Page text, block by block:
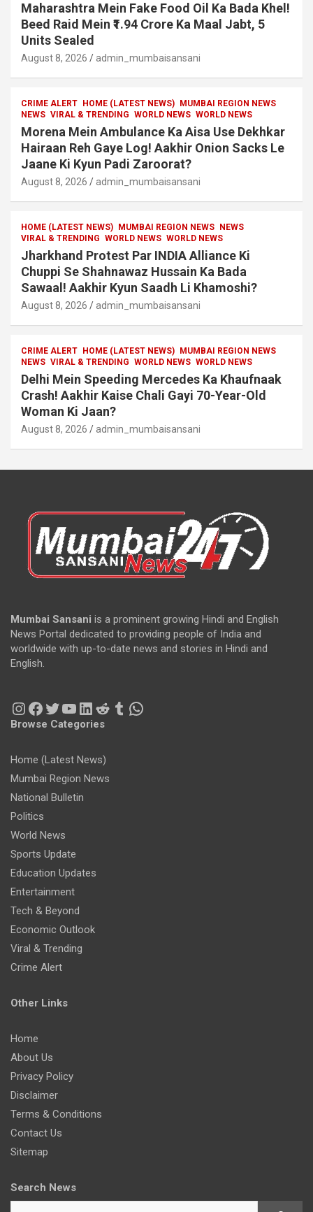
Maharashtra Mein Fake Food Oil Ka Bada Khel!
Beed Raid Mein ₹1.94 Crore Ka Maal Jabt, 5
Units Sealed
August 8, 2026 admin_mumbaisansani
CRIME ALERT HOME (LATEST NEWS)
MUMBAI REGION NEWS
NEWS VIRAL & TRENDING WORLD NEWS WORLD NEWS
Morena Mein Ambulance Ka Aisa Use Dekhkar
Hairaan Reh Gaye Log! Aakhir Onion Sacks Le
Jaane Ki Kyun Padi Zaroorat?
August 8, 2026 admin_mumbaisansani
HOME (LATEST NEWS) MUMBAI REGION NEWS
NEWS
VIRAL & TRENDING WORLD NEWS WORLD NEWS
Jharkhand Protest Par INDIA Alliance Ki
Chuppi Se Shahnawaz Hussain Ka Bada
Sawaal! Aakhir Kyun Saadh Li Khamoshi?
August 8, 2026 admin_mumbaisansani
CRIME ALERT HOME (LATEST NEWS)
MUMBAI REGION NEWS
NEWS VIRAL & TRENDING WORLD NEWS WORLD NEWS
Delhi Mein Speeding Mercedes Ka Khaufnaak
Crash! Aakhir Kaise Chali Gayi 70-Year-Old
Woman Ki Jaan?
August 8, 2026 admin_mumbaisansani
Mumbai Sansani is a prominent growing Hindi and English
News Portal dedicated to providing people of India and
worldwide with up-to-date news and stories in Hindi and
English.
Instagram
Facebook
Twitter
YouTube
LinkedIn
Reddit
Tumblr
WhatsApp
Browse Categories
Home (Latest News)
Mumbai Region News
National Bulletin
Politics
World News
Sports Update
Education Updates
Entertainment
Tech & Beyond
Economic Outlook
Viral & Trending
Crime Alert
Other Links
Home
About Us
Privacy Policy
Disclaimer
Terms & Conditions
Contact Us
Sitemap
Search News